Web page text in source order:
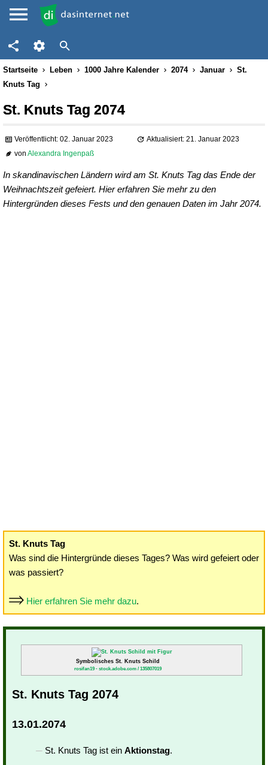
Startseite Leben 1000 Jahre Kalender 2074 Januar
St.
Knuts Tag
St. Knuts Tag 2074
Veröffentlicht: 02. Januar 2023
Aktualisiert: 21. Januar 2023
vonAlexandra Ingenpaß
In skandinavischen Ländern wird am St. Knuts Tag das Ende der
Weihnachtszeit gefeiert. Hier erfahren Sie mehr zu den
Hintergründen dieses Fests und den genauen Daten im Jahr 2074.
St. Knuts Tag
Was sind die Hintergründe dieses Tages? Was wird gefeiert oder
was passiert?
Hier erfahren Sie mehr dazu.
Symbolisches St. Knuts Schild
rosifan19 - stock.adobe.com / 135807019
St. Knuts Tag 2074
13.01.2074
St. Knuts Tag ist ein Aktionstag.